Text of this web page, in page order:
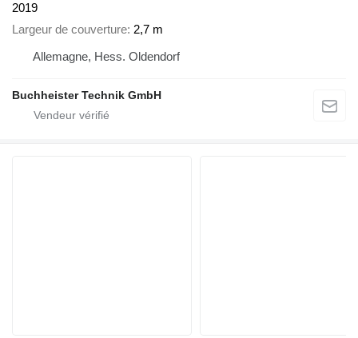
2019
Largeur de couverture 2,7 m
Allemagne, Hess. Oldendorf
Buchheister Technik GmbH